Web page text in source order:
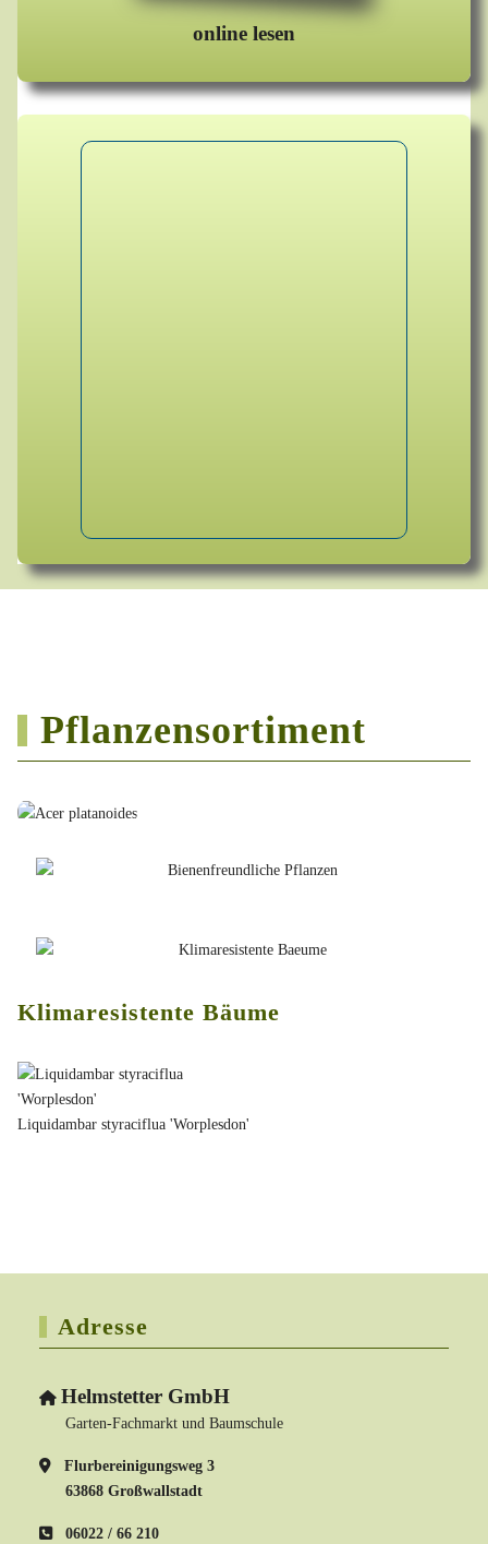
online lesen
Pflanzensortiment
Klimaresistente Bäume
Liquidambar styraciflua 'Worplesdon'
Adresse
Helmstetter GmbH
Garten-Fachmarkt und Baumschule
Flurbereinigungsweg 3
63868 Großwallstadt
06022 / 66 210